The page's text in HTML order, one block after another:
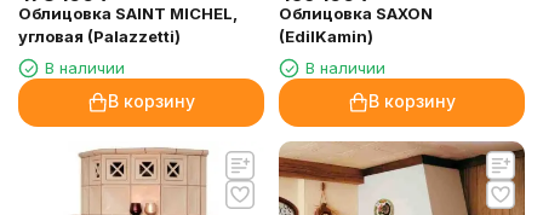
Облицовка SAINT MICHEL,
угловая (Palazzetti)
В наличии
В корзину
Облицовка SAXON
(EdilKamin)
В наличии
В корзину